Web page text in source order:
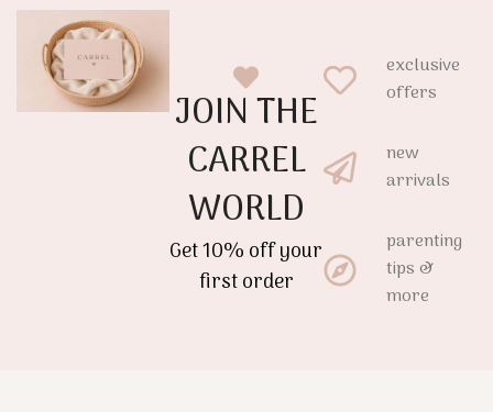
JOIN THE
CARREL
WORLD
Get 10% off your
first order
exclusive
offers
new
arrivals
parenting
tips &
more